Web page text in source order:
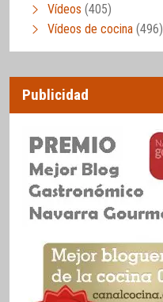
Vídeos (405)
Vídeos de cocina (496)
Publicidad